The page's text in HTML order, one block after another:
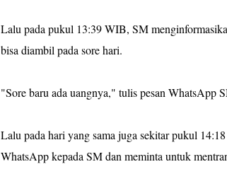
Lalu pada pukul 13:39 WIB, SM
bisa diambil pada sore hari.
"Sore baru ada uangnya," tulis pesan WhatsApp
Lalu pada hari yang sama juga sekitar pukul
WhatsApp kepada SM dan meminta untuk